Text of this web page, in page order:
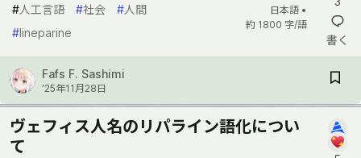
#人工言語 #社会 #人間
#lineparine
日本語 •
約 1800 字/語
書く
Fafs F. Sashimi
’25年11月28日
ヴェフィス人名のリパライン語化につい
て